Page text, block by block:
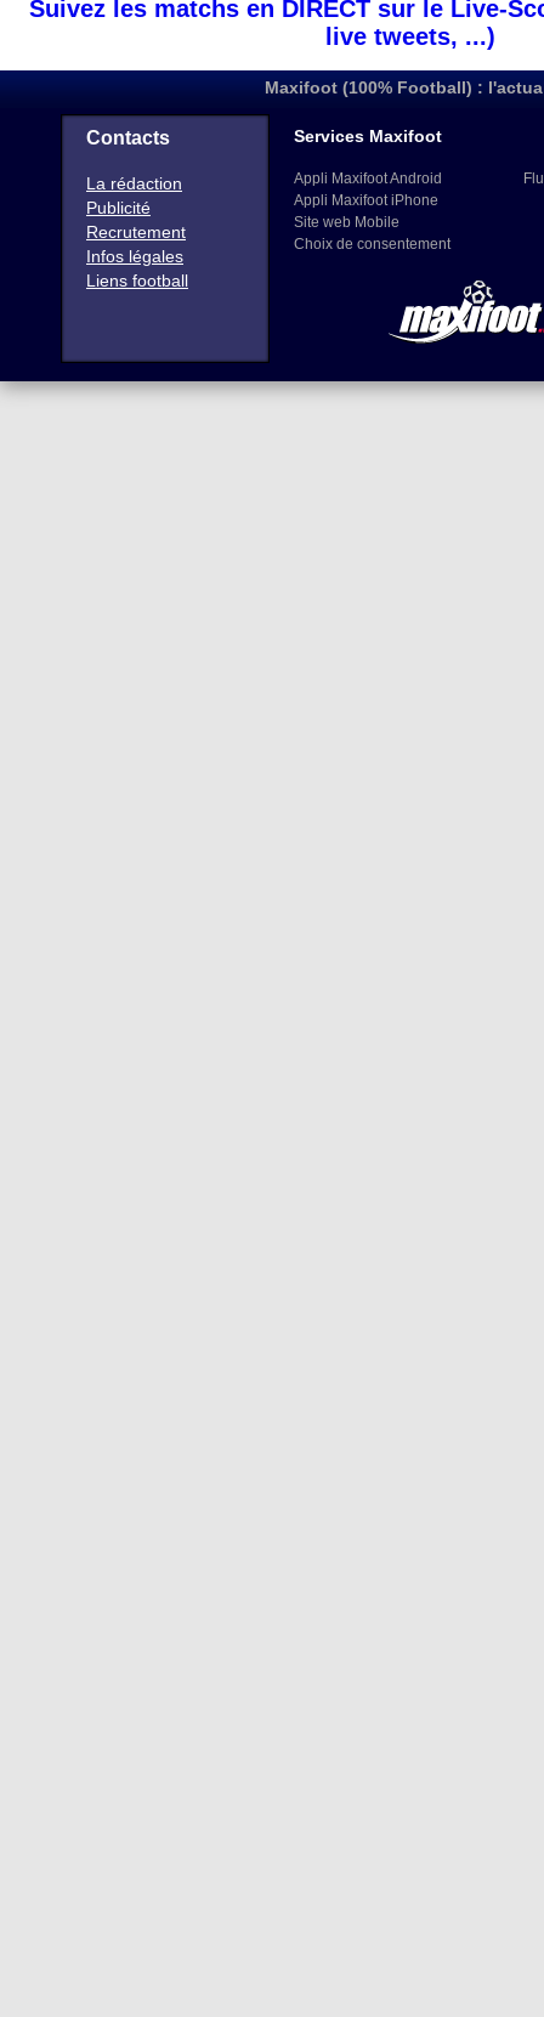
Suivez les matchs en DIRECT sur le Live-
live tweets, ...)
Maxifoot (100% Football) :
Contacts
La rédaction
Publicité
Recrutement
Infos légales
Liens football
Services Maxifoot
Appli Maxifoot Android
Appli Maxifoot iPhone
Site web Mobile
Choix de consentement